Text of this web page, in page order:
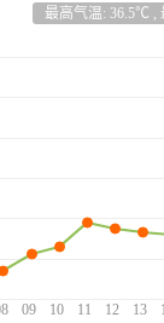
最高气温: 36.5℃ ,
09 10 11 12 13